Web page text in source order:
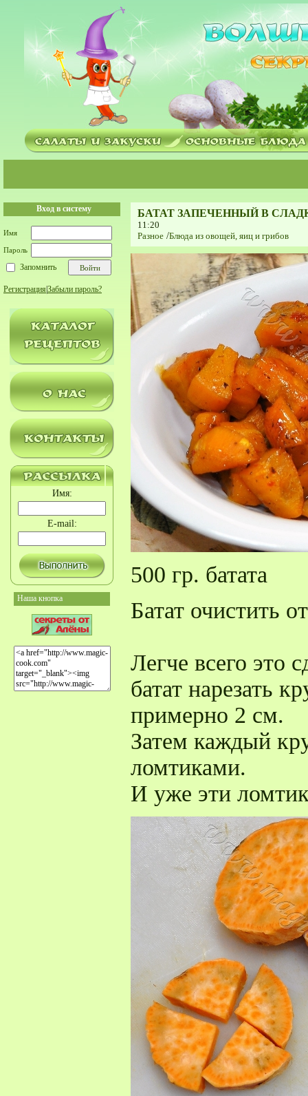
Вход в систему
Имя
Пароль
Запомнить
Регистрация Забыли пароль?
Имя:
E-mail:
Наша кнопка
БАТАТ ЗАПЕЧЕННЫЙ В
11:20
Разное /Блюда из овощей, яиц и грибов
500 гр. батата
Батат очистить
Легче всего это
батат нарезать
примерно 2 см.
Затем каждый
ломтиками.
И уже эти